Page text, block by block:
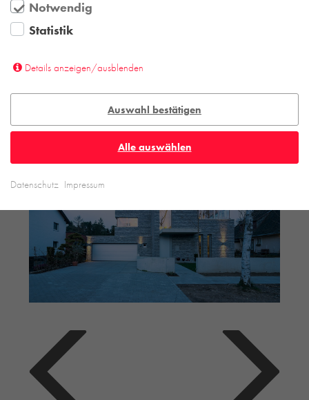
Notwendig
Statistik
Details anzeigen/ausblenden
Auswahl bestätigen
Alle auswählen
Datenschutz Impressum